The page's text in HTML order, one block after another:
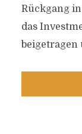
Rückgang
das
beigetragen